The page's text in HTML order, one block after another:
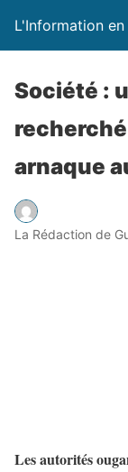
L'Information
Société :
arnaque
La Rédaction de
Les autorités